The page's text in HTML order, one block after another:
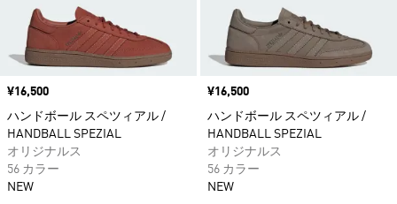
価格
¥16,500
ハンドボール スペツィアル /
HANDBALL SPEZIAL
オリジナルス
56 カラー
NEW
価格
¥16,500
ハンドボール スペツィアル /
HANDBALL SPEZIAL
オリジナルス
56 カラー
NEW